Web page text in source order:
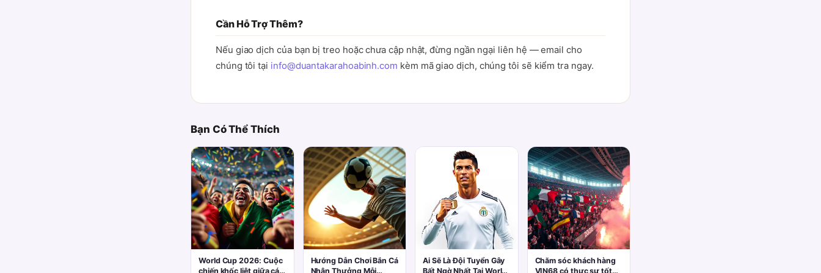
Cần Hỗ Trợ Thêm?
Nếu giao dịch của bạn bị treo hoặc chưa cập nhật, đừng ngần ngại liên hệ — email cho
chúng tôi tại info@duantakarahoabinh.com kèm mã giao dịch, chúng tôi sẽ kiểm tra ngay.
Bạn Có Thể Thích
World Cup 2026: Cuộc
chiến khốc liệt giữa các
Hướng Dẫn Chơi Bắn Cá
Nhận Thưởng Mỗi
Ai Sẽ Là Đội Tuyển Gây
Bất Ngờ Nhất Tại World
Chăm sóc khách hàng
VIN68 có thực sự tốt